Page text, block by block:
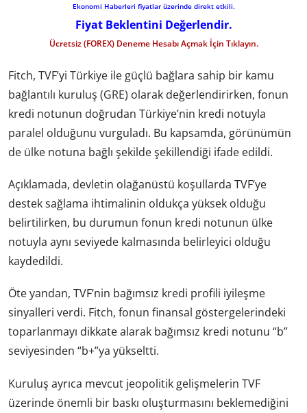
Ekonomi Haberleri fiyatlar üzerinde direkt etkili.
Fiyat Beklentini Değerlendir.
Ücretsiz (FOREX) Deneme Hesabı Açmak İçin Tıklayın.
Fitch, TVF’yi Türkiye ile güçlü bağlara sahip bir kamu
bağlantılı kuruluş (GRE) olarak değerlendirirken, fonun
kredi notunun doğrudan Türkiye’nin kredi notuyla
paralel olduğunu vurguladı. Bu kapsamda, görünümün
de ülke notuna bağlı şekilde şekillendiği ifade edildi.
Açıklamada, devletin olağanüstü koşullarda TVF’ye
destek sağlama ihtimalinin oldukça yüksek olduğu
belirtilirken, bu durumun fonun kredi notunun ülke
notuyla aynı seviyede kalmasında belirleyici olduğu
kaydedildi.
Öte yandan, TVF’nin bağımsız kredi profili iyileşme
sinyalleri verdi. Fitch, fonun finansal göstergelerindeki
toparlanmayı dikkate alarak bağımsız kredi notunu “b”
seviyesinden “b+”ya yükseltti.
Kuruluş ayrıca mevcut jeopolitik gelişmelerin TVF
üzerinde önemli bir baskı oluşturmasını beklemediğini